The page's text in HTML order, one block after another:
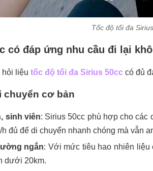
Tốc độ tối đa
có đáp ứng nhu cầu đi lại
liệu tốc độ tối đa Sirius 50cc có đủ
chuyển cơ bản
sinh viên: Sirius 50cc phù hợp cho các
h đủ để di chuyển nhanh chóng mà vẫn
ngắn: Với mức tiêu hao nhiên liệu
dưới 20km.